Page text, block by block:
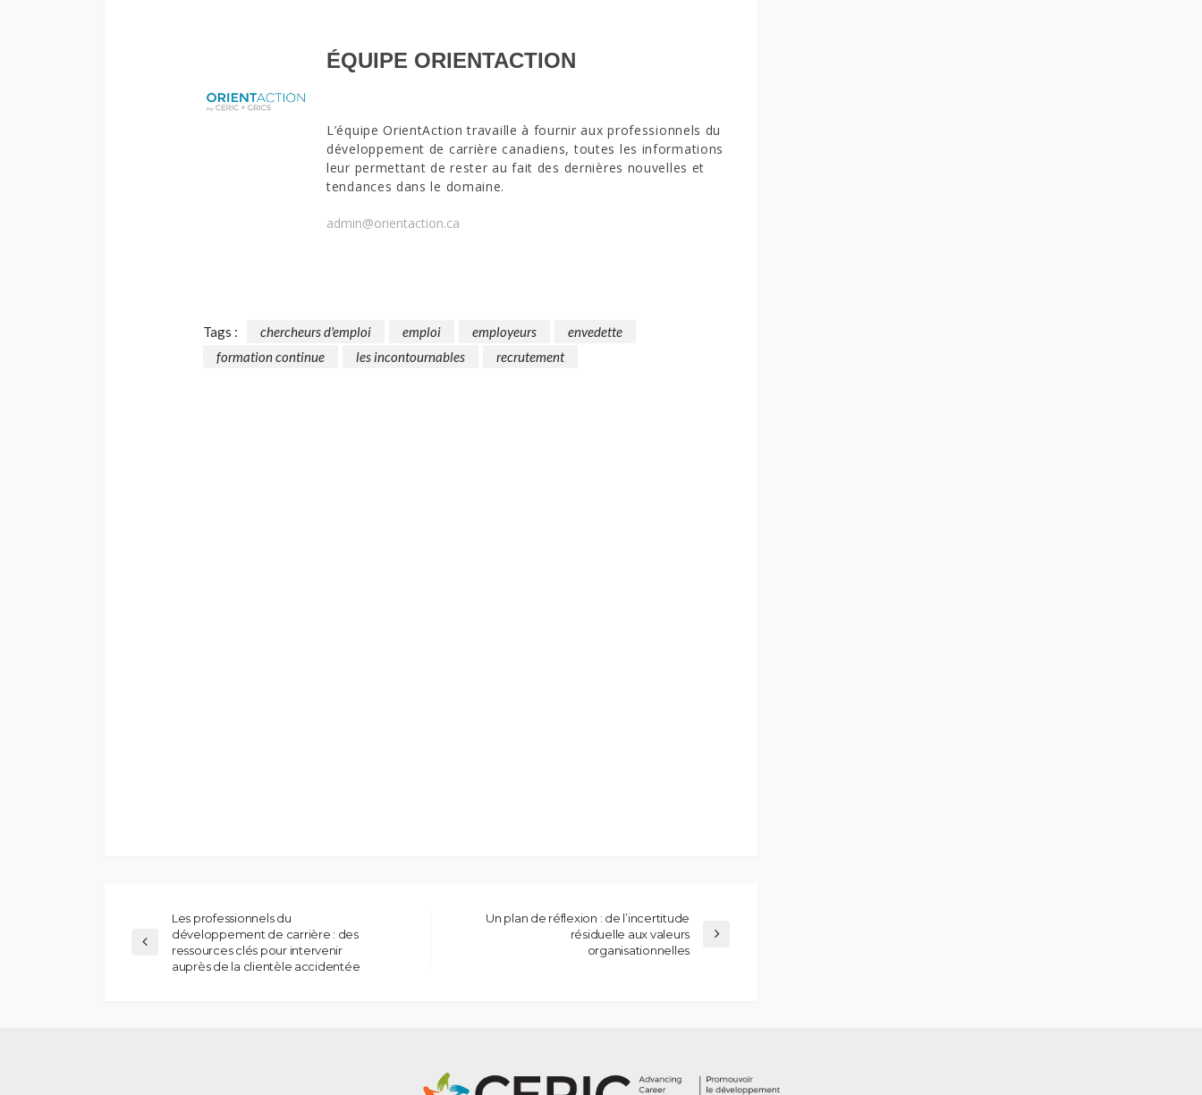
ÉQUIPE ORIENTACTION
L’équipe OrientAction travaille à fournir aux professionnels du
développement de carrière canadiens, toutes les informations
leur permettant de rester au fait des dernières nouvelles et
tendances dans le domaine.
admin@orientaction.ca
Tags : chercheurs d'emploi emploi employeurs
envedette
formation continue
les incontournables recrutement
Les professionnels du
développement de carrière : des
ressources clés pour intervenir
auprès de la clientèle accidentée
Un plan de réflexion : de l’incertitude
résiduelle aux valeurs
organisationnelles